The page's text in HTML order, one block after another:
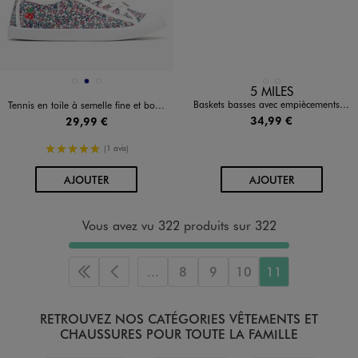
Disponible en 3 coloris
BLANCMARINE
Tennis en toile à semelle fine et bout couvert femme - Le Temps des Cerises
29,99 €
5/5 de moyenne
(1 avis)
AJOUTERAU PANIER
Disponible en 2 coloris
5 MILES
Baskets basses avec empiècements fantaisie femme - 5 Miles
34,99 €
AJOUTERAU PANIER
Vous avez vu 322 produits sur 322
Première page
Page précédente
... 8 9 10 11
RETROUVEZ NOS CATÉGORIES VÊTEMENTS ET
CHAUSSURES POUR TOUTE LA FAMILLE